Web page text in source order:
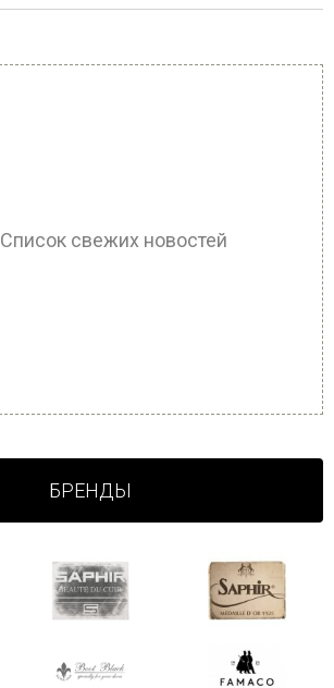
Список свежих новостей
БРЕНДЫ